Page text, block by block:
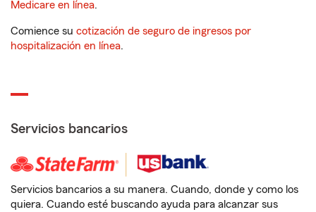
Medicare en línea.
Comience su cotización de seguro de ingresos por
hospitalización en línea.
Servicios bancarios
Servicios bancarios a su manera. Cuando, donde y como los
quiera. Cuando esté buscando ayuda para alcanzar sus